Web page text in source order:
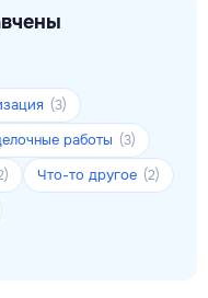
(3)
работы (3)
Что-то другое (2)